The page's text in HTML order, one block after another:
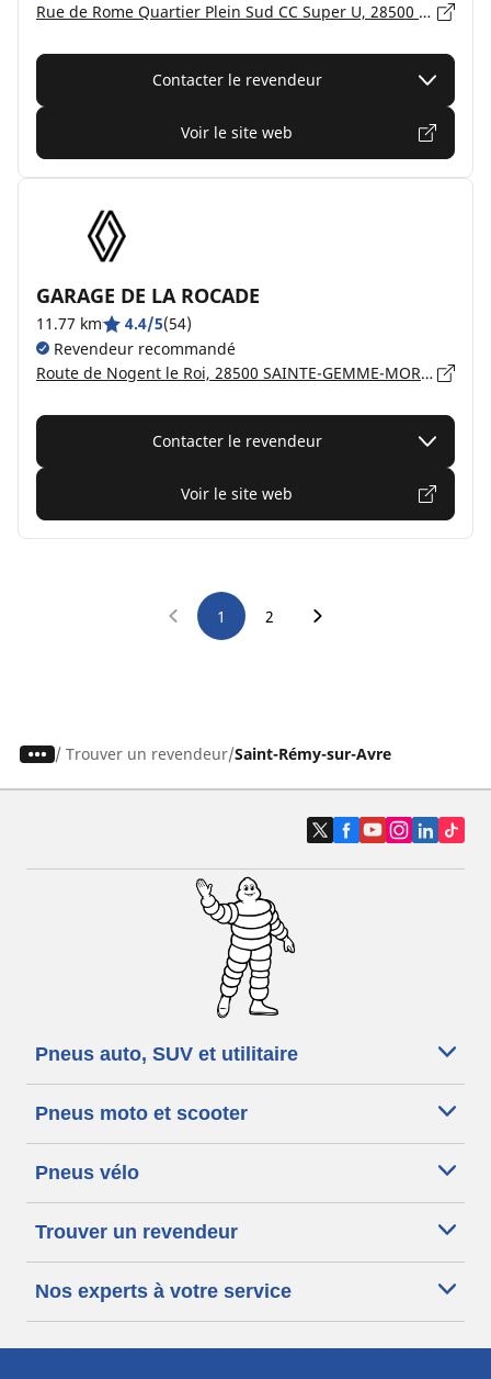
Rue de Rome Quartier Plein Sud CC Super U, 28500 VERNOUILLET
Contacter le revendeur
Voir le site web
GARAGE DE LA ROCADE
11.77 km 4.4/5(54)
Revendeur recommandé
Route de Nogent le Roi, 28500 SAINTE-GEMME-MORONVAL
Contacter le revendeur
Voir le site web
1 2
/ Trouver un revendeur Saint-Rémy-sur-Avre
Pneus auto, SUV et utilitaire
Pneus moto et scooter
Pneus vélo
Trouver un revendeur
Nos experts à votre service